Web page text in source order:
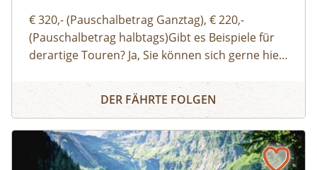
€ 320,- (Pauschalbetrag Ganztag), € 220,-
(Pauschalbetrag halbtags)Gibt es Beispiele für
derartige Touren? Ja, Sie können sich gerne hier
einen Überblick über unsere Standard-Touren
verschaffen. Sie können sich aber auch gerne
oder Aktivitäten wünschen und wir organisieren
eine:n genau für Ihre Bedürfnisse passende:n
Buch dir deinen Guide – Privat-Tour mit einem/r
DER FÄHRTE FOLGEN